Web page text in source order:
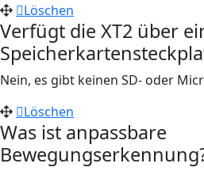
Löschen
Verfügt die XT2 über
Nein, es gibt keinen SD- oder
Löschen
Was ist anpassbare